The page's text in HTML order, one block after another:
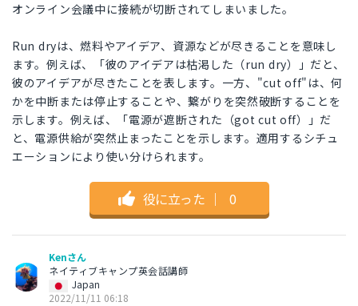
オンライン会議中に接続が切断されてしまいました。
Run dryは、燃料やアイデア、資源などが尽きることを意味し
ます。例えば、「彼のアイデアは枯渇した（run dry）」だと、
彼のアイデアが尽きたことを表します。一方、"cut off"は、何
かを中断または停止することや、繋がりを突然破断することを
示します。例えば、「電源が遮断された（got cut off）」だ
と、電源供給が突然止まったことを示します。適用するシチュ
エーションにより使い分けられます。
役に立った ｜ 0
Kenさん
ネイティブキャンプ英会話講師
Japan
2022/11/11 06:18